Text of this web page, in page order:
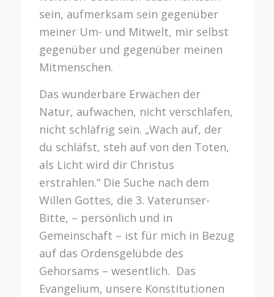
sein, aufmerksam sein gegenüber
meiner Um- und Mitwelt, mir selbst
gegenüber und gegenüber meinen
Mitmenschen.
Das wunderbare Erwachen der
Natur, aufwachen, nicht verschlafen,
nicht schläfrig sein. „Wach auf, der
du schläfst, steh auf von den Toten,
als Licht wird dir Christus
erstrahlen.“ Die Suche nach dem
Willen Gottes, die 3. Vaterunser-
Bitte, – persönlich und in
Gemeinschaft – ist für mich in Bezug
auf das Ordensgelübde des
Gehorsams – wesentlich. Das
Evangelium, unsere Konstitutionen